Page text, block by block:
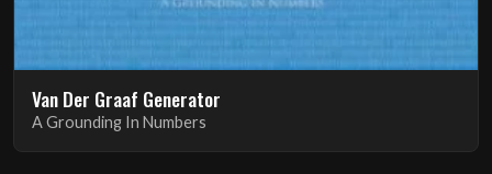
Van Der Graaf Generator
A Grounding In Numbers